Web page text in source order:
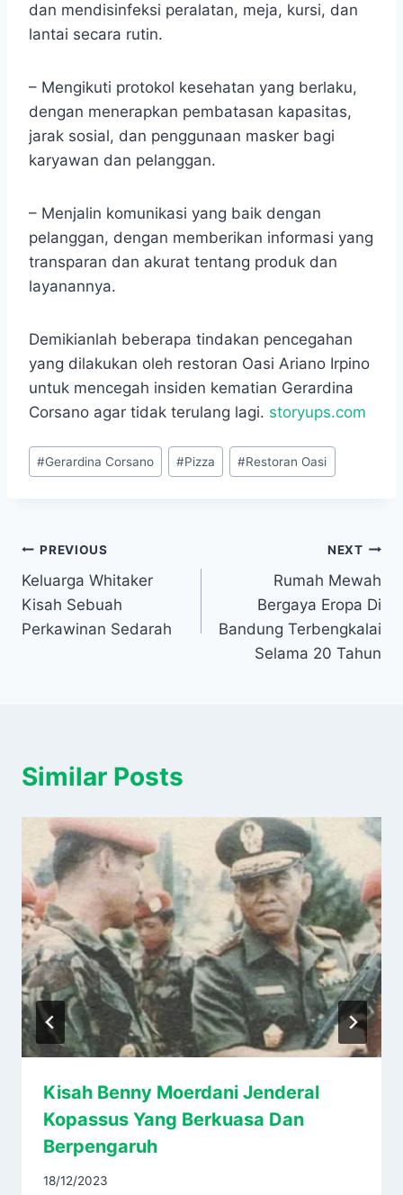
dan mendisinfeksi peralatan, meja, kursi, dan
lantai secara rutin.
– Mengikuti protokol kesehatan yang berlaku,
dengan menerapkan pembatasan kapasitas,
jarak sosial, dan penggunaan masker bagi
karyawan dan pelanggan.
– Menjalin komunikasi yang baik dengan
pelanggan, dengan memberikan informasi yang
transparan dan akurat tentang produk dan
layanannya.
Demikianlah beberapa tindakan pencegahan
yang dilakukan oleh restoran Oasi Ariano Irpino
untuk mencegah insiden kematian Gerardina
Corsano agar tidak terulang lagi. storyups.com
Post
Tags:
#Gerardina Corsano #Pizza #Restoran Oasi
Navigasi
pos
PREVIOUS
Keluarga Whitaker
Kisah Sebuah
Perkawinan Sedarah
NEXT
Rumah Mewah
Bergaya Eropa Di
Bandung Terbengkalai
Selama 20 Tahun
Similar Posts
Kisah Benny Moerdani Jenderal
Kopassus Yang Berkuasa Dan
Berpengaruh
18/12/2023